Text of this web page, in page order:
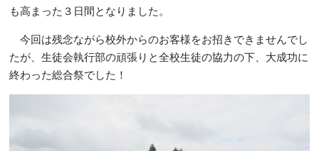
も高まった３日間となりました。
今回は残念ながら校外からのお客様をお招きできませんでし
たが、生徒会執行部の頑張りと全校生徒の協力の下、大成功に
終わった総合祭でした！